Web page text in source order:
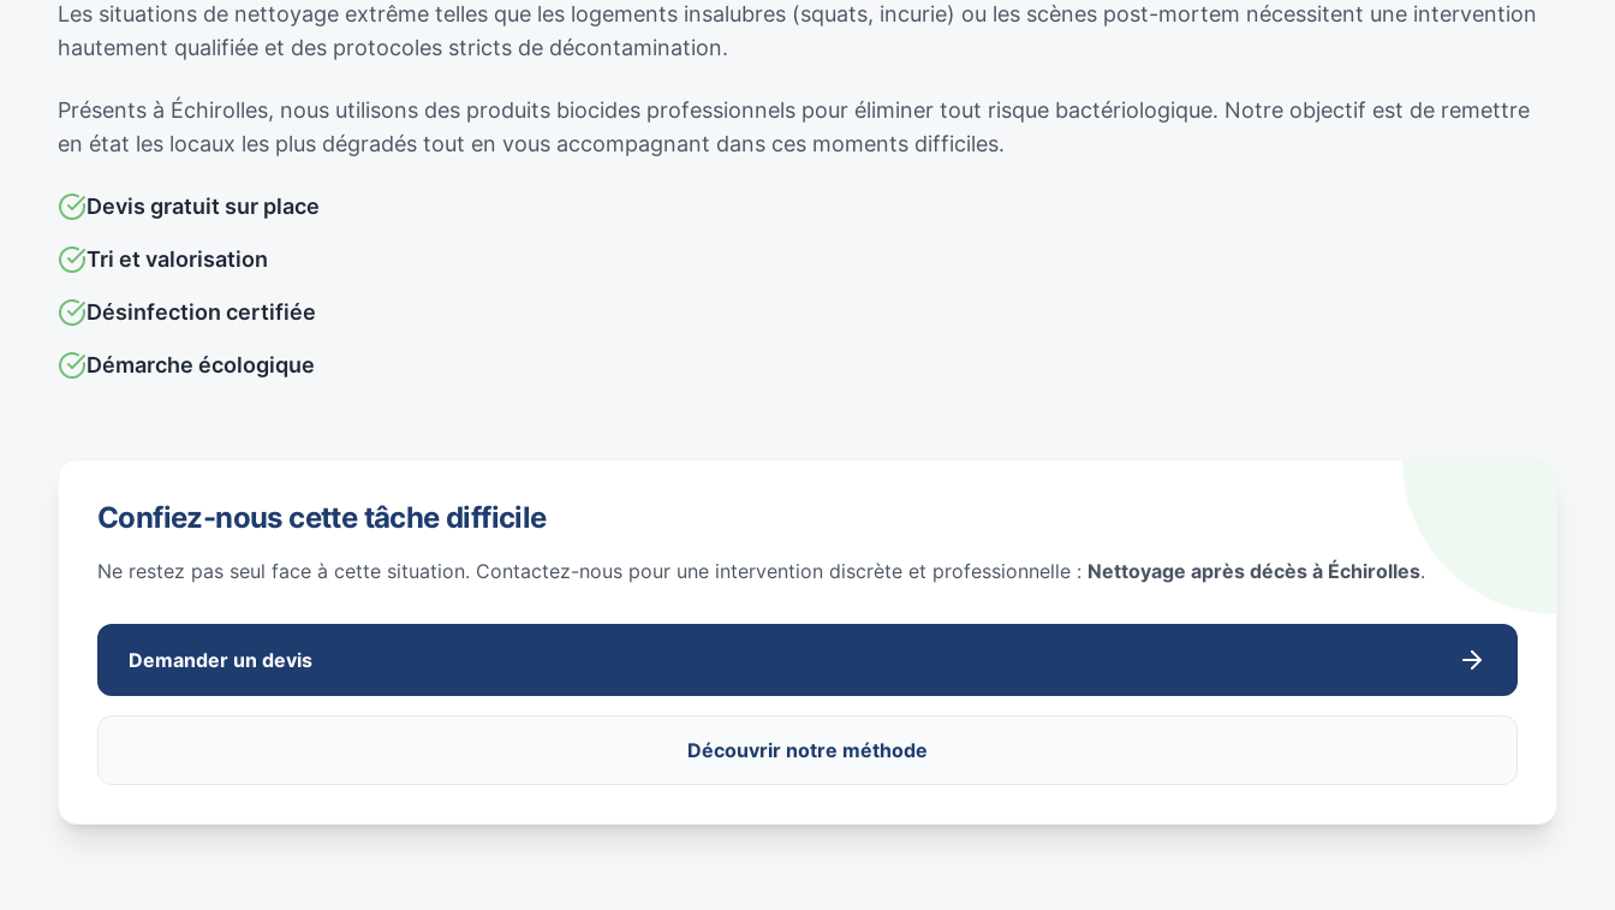
Les situations de nettoyage extrême telles que les logements insalubres (squats, incurie) ou les scènes post-mortem nécessitent une intervention
hautement qualifiée et des protocoles stricts de décontamination.
Présents à Échirolles, nous utilisons des produits biocides professionnels pour éliminer tout risque bactériologique. Notre objectif est de remettre
en état les locaux les plus dégradés tout en vous accompagnant dans ces moments difficiles.
Devis gratuit sur place
Tri et valorisation
Désinfection certifiée
Démarche écologique
Confiez-nous cette tâche difficile
Ne restez pas seul face à cette situation. Contactez-nous pour une intervention discrète et professionnelle : Nettoyage après décès à Échirolles.
Demander un devis
Découvrir notre méthode